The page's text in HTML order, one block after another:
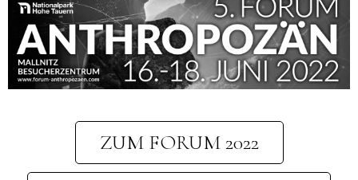
ZUM FORUM 2022